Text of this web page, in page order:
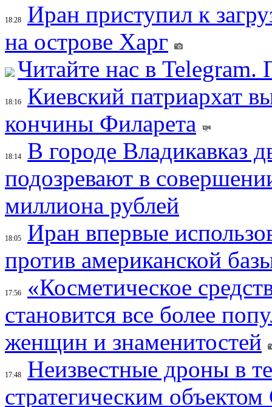
18:28
Иран приступил к
на острове Харг
Читайте нас в
18:16
Киевский патриархат
кончины Филарета
18:14
В городе Владикавказ
подозревают в
миллиона рублей
18:05
Иран впервые
против американской
17:56
«Косметическое
становится все более
женщин и знаменитостей
17:48
Неизвестные дроны в
стратегическим